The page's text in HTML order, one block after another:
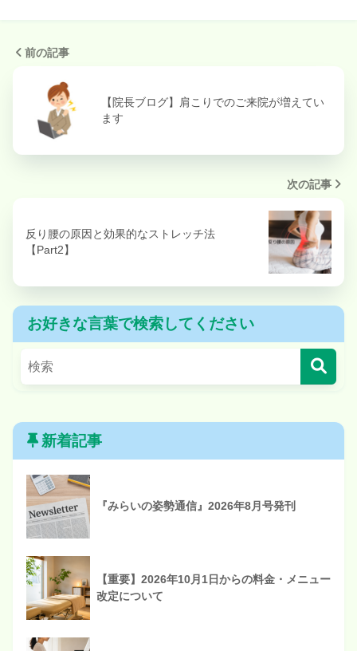
前の記事
【院長ブログ】肩こりでのご来院が増えてい
ます
次の記事
反り腰の原因と効果的なストレッチ法
【Part2】
お好きな言葉で検索してください
新着記事
『みらいの姿勢通信』2026年8月号発刊
【重要】2026年10月1日からの料金・メニュー
改定について